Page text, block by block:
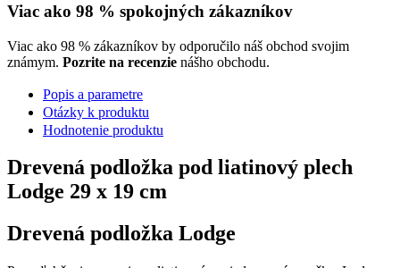
Viac ako 98 % spokojných zákazníkov
Viac ako 98 % zákazníkov by odporučilo náš obchod svojim
známym. Pozrite na recenzie nášho obchodu.
Popis a parametre
Otázky k produktu
Hodnotenie produktu
Drevená podložka pod liatinový plech
Lodge 29 x 19 cm
Drevená podložka Lodge